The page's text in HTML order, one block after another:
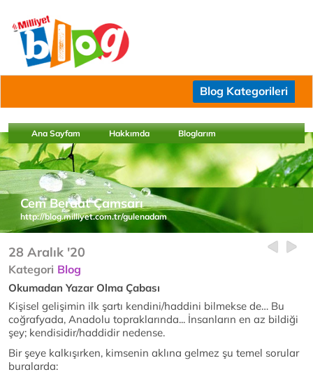
Blog Kategorileri
Ana Sayfam Hakkımda Bloglarım
Cem Beraat Çamsarı
http://blog.milliyet.com.tr/gulenadam
28 Aralık '20
Kategori Blog
Okumadan Yazar Olma Çabası
Kişisel gelişimin ilk şartı kendini/haddini bilmekse de… Bu
coğrafyada, Anadolu topraklarında... İnsanların en az bildiği
şey; kendisidir/haddidir nedense.
Bir şeye kalkışırken, kimsenin aklına gelmez şu temel sorular
buralarda: